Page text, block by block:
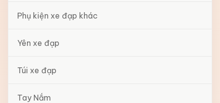
Phụ kiện xe đạp khác
Yên xe đạp
Túi xe đạp
Tay Nắm